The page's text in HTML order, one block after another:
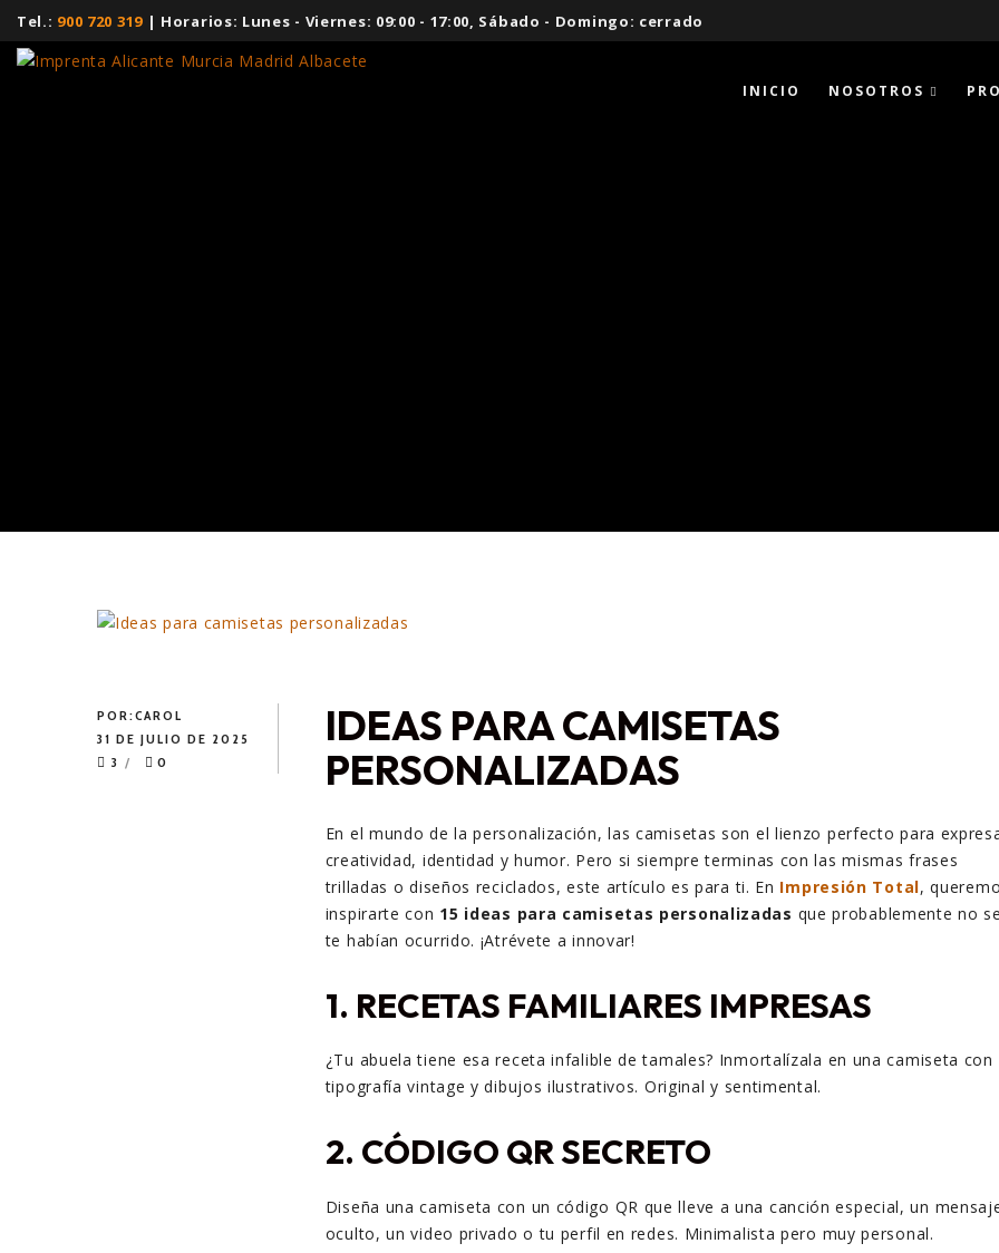
Tel.: 900 720 319| Horarios: Lunes - Viernes: 09:00 - 17:00, Sábado - Domingo: cerrado
INICIO NOSOTROS
POR:CAROL
31 DE JULIO DE 2025
3
0
IDEAS PARA CAMISETAS
PERSONALIZADAS
En el mundo de la personalización, las camisetas son el lienzo perfecto para
creatividad, identidad y humor. Pero si siempre terminas con las mismas frases
trilladas o diseños reciclados, este artículo es para ti. En Impresión Total,
inspirarte con 15 ideas para camisetas personalizadas que probablemente no
te habían ocurrido. ¡Atrévete a innovar!
1. RECETAS FAMILIARES IMPRESAS
¿Tu abuela tiene esa receta infalible de tamales? Inmortalízala en una camiseta con
tipografía vintage y dibujos ilustrativos. Original y sentimental.
2. CÓDIGO QR SECRETO
Diseña una camiseta con un código QR que lleve a una canción especial, un
oculto, un video privado o tu perfil en redes. Minimalista pero muy personal.